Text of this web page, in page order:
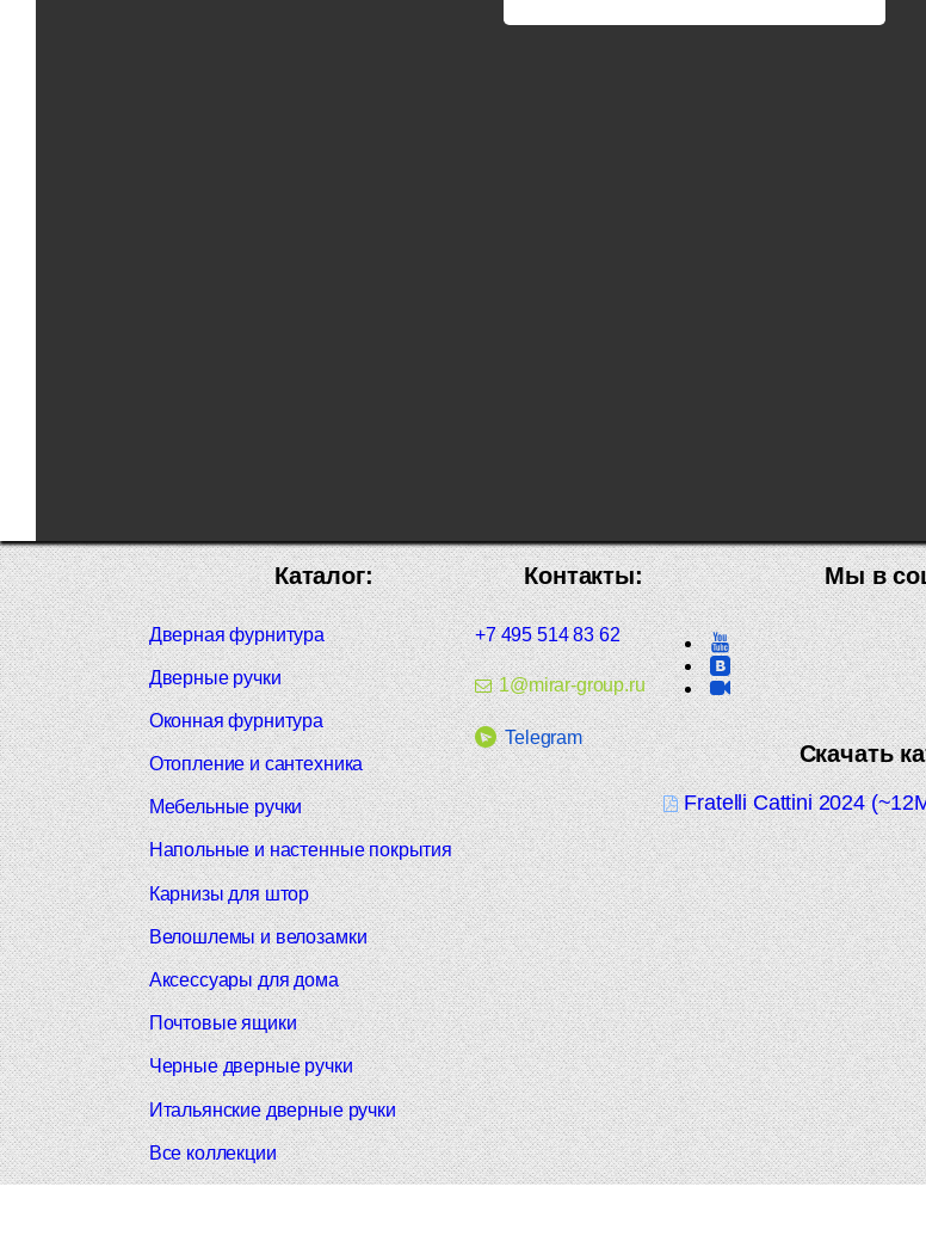
Мы в
Скачать
Fratelli Cattini 2024
Контакты:
+7 495 514 83 62
1@mirar-group.ru
Telegram
Каталог:
Дверная фурнитура
Дверные ручки
Оконная фурнитура
Отопление и сантехника
Мебельные ручки
Напольные и настенные покрытия
Карнизы для штор
Велошлемы и велозамки
Аксессуары для дома
Почтовые ящики
Черные дверные ручки
Итальянские дверные ручки
Все коллекции